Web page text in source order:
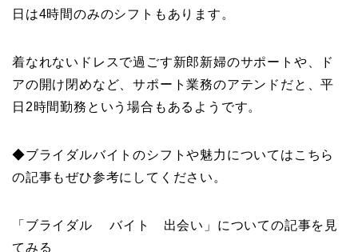
日は4時間のみのシフトもあります。
着なれないドレスで過ごす新郎新婦のサポートや、ド
アの開け閉めなど、サポート業務のアテンドだと、平
日2時間勤務という場合もあるようです。
◆ブライダルバイトのシフトや魅力についてはこちら
の記事もぜひ参考にしてください。
「ブライダル バイト 出会い」についての記事を見
てみる